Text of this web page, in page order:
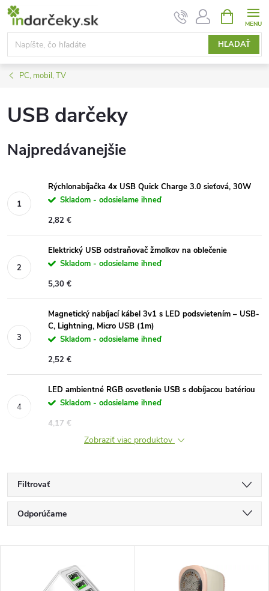
Prejsť
obsah
HĽADAŤ
KOŠÍK
PC, mobil, TV
USB darčeky
Najpredávanejšie
Rýchlonabíjačka 4x USB Quick Charge 3.0 sieťová, 30W
Skladom - odosielame ihneď
2,82 €
Elektrický USB odstraňovač žmolkov na oblečenie
Skladom - odosielame ihneď
5,30 €
Magnetický nabíjací kábel 3v1 s LED podsvietením – USB-
C, Lightning, Micro USB (1m)
Skladom - odosielame ihneď
2,52 €
LED ambientné RGB osvetlenie USB s dobíjacou batériou
Skladom - odosielame ihneď
4,17 €
Zobraziť viac produktov
Filtrovať
R
a
Odporúčame
Najpredávanejšie